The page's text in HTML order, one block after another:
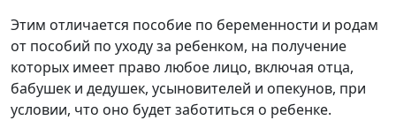
Этим отличается пособие по беременности и родам
от пособий по уходу за ребенком, на получение
которых имеет право любое лицо, включая отца,
бабушек и дедушек, усыновителей и опекунов, при
условии, что оно будет заботиться о ребенке.